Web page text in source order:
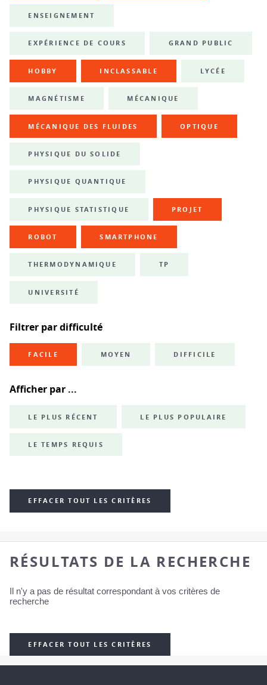
ENSEIGNEMENT
EXPÉRIENCE DE COURS GRAND PUBLIC
HOBBY INCLASSABLE LYCÉE
MAGNÉTISME MÉCANIQUE
MÉCANIQUE DES FLUIDES OPTIQUE
PHYSIQUE DU SOLIDE
PHYSIQUE QUANTIQUE
PHYSIQUE STATISTIQUE PROJET
ROBOT SMARTPHONE
THERMODYNAMIQUE TP
UNIVERSITÉ
Filtrer par difficulté
FACILE MOYEN DIFFICILE
Afficher par ...
LE PLUS RÉCENT LE PLUS POPULAIRE
LE TEMPS REQUIS
EFFACER TOUT LES CRITÈRES
RÉSULTATS DE LA RECHERCHE
Il n'y a pas de résultat correspondant à vos critères de
recherche
EFFACER TOUT LES CRITÈRES